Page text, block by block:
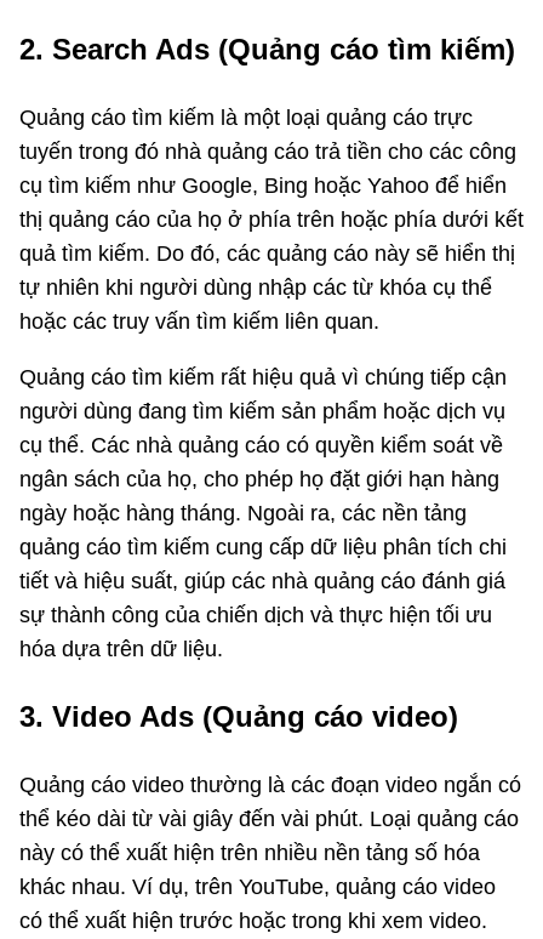
2. Search Ads (Quảng cáo tìm kiếm)
Quảng cáo tìm kiếm là một loại quảng cáo trực
tuyến trong đó nhà quảng cáo trả tiền cho các công
cụ tìm kiếm như Google, Bing hoặc Yahoo để hiển
thị quảng cáo của họ ở phía trên hoặc phía dưới kết
quả tìm kiếm. Do đó, các quảng cáo này sẽ hiển thị
tự nhiên khi người dùng nhập các từ khóa cụ thể
hoặc các truy vấn tìm kiếm liên quan.
Quảng cáo tìm kiếm rất hiệu quả vì chúng tiếp cận
người dùng đang tìm kiếm sản phẩm hoặc dịch vụ
cụ thể. Các nhà quảng cáo có quyền kiểm soát về
ngân sách của họ, cho phép họ đặt giới hạn hàng
ngày hoặc hàng tháng. Ngoài ra, các nền tảng
quảng cáo tìm kiếm cung cấp dữ liệu phân tích chi
tiết và hiệu suất, giúp các nhà quảng cáo đánh giá
sự thành công của chiến dịch và thực hiện tối ưu
hóa dựa trên dữ liệu.
3. Video Ads (Quảng cáo video)
Quảng cáo video thường là các đoạn video ngắn có
thể kéo dài từ vài giây đến vài phút. Loại quảng cáo
này có thể xuất hiện trên nhiều nền tảng số hóa
khác nhau. Ví dụ, trên YouTube, quảng cáo video
có thể xuất hiện trước hoặc trong khi xem video.